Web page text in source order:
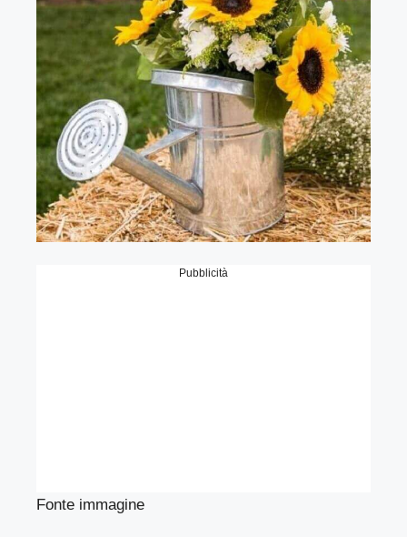
Pubblicità
Fonte immagine